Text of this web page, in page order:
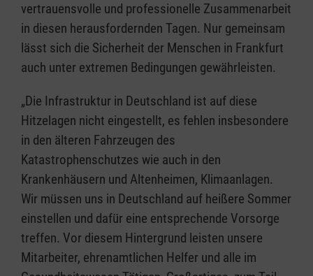
vertrauensvolle und professionelle Zusammenarbeit
in diesen herausfordernden Tagen. Nur gemeinsam
lässt sich die Sicherheit der Menschen in Frankfurt
auch unter extremen Bedingungen gewährleisten.
„Die Infrastruktur in Deutschland ist auf diese
Hitzelagen nicht eingestellt, es fehlen insbesondere
in den älteren Fahrzeugen des
Katastrophenschutzes wie auch in den
Krankenhäusern und Altenheimen, Klimaanlagen.
Wir müssen uns in Deutschland auf heißere Sommer
einstellen und dafür eine entsprechende Vorsorge
treffen. Vor diesem Hintergrund leisten unsere
Mitarbeiter, ehrenamtlichen Helfer und alle im